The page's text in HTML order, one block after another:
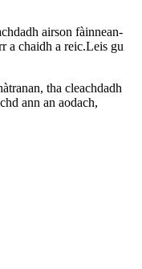
airson fàinnean-
a chaidh a reic.Leis gu
tha cleachdadh
ann an aodach,